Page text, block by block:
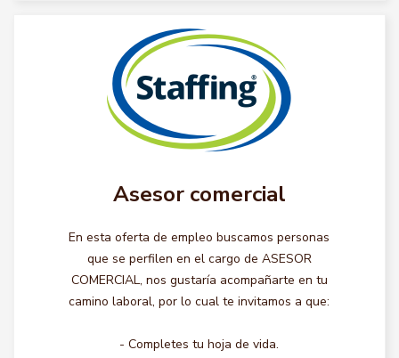
Asesor comercial
En esta oferta de empleo buscamos personas
que se perfilen en el cargo de ASESOR
COMERCIAL, nos gustaría acompañarte en tu
camino laboral, por lo cual te invitamos a que:
- Completes tu hoja de vida.